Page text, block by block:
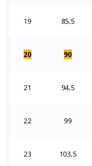
19 85,5
20 90
21 94,5
22 99
23 103,5